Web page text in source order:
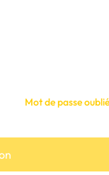
Mot de passe